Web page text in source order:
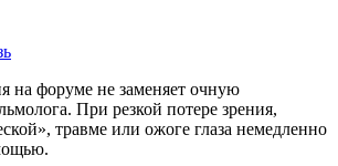
на форуме не заменяет очную
При резкой потере зрения,
травме или ожоге глаза немедленно